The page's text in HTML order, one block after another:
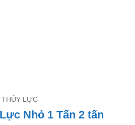
THỦY LỰC
Nhỏ 1 Tấn 2 tấn